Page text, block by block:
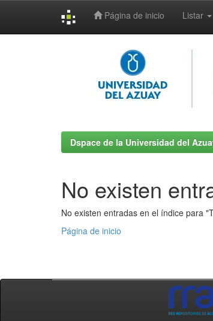
Página de inicio Listar
Dspace de la Universidad del
No existen
No existen entradas en el índice para
Página de inicio